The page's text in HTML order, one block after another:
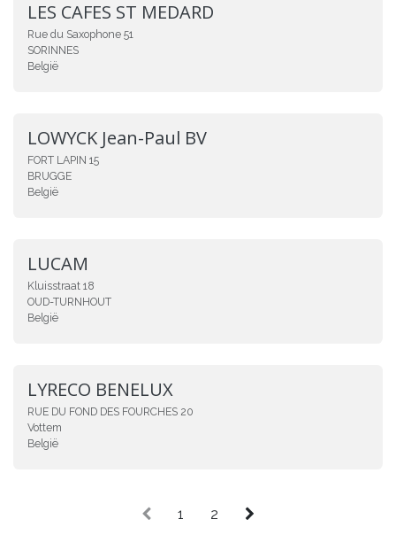
LES CAFES ST MEDARD
Rue du Saxophone 51
SORINNES
België
LOWYCK Jean-Paul BV
FORT LAPIN 15
BRUGGE
België
LUCAM
Kluisstraat 18
OUD-TURNHOUT
België
LYRECO BENELUX
RUE DU FOND DES FOURCHES 20
Vottem
België
1 2